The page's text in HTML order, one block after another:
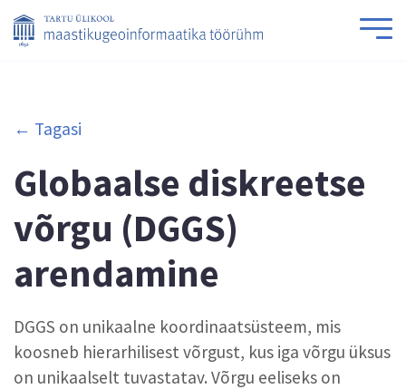
← Tagasi
Globaalse diskreetse
võrgu (DGGS)
arendamine
DGGS on unikaalne koordinaatsüsteem, mis
koosneb hierarhilisest võrgust, kus iga võrgu üksus
on unikaalselt tuvastatav. Võrgu eeliseks on